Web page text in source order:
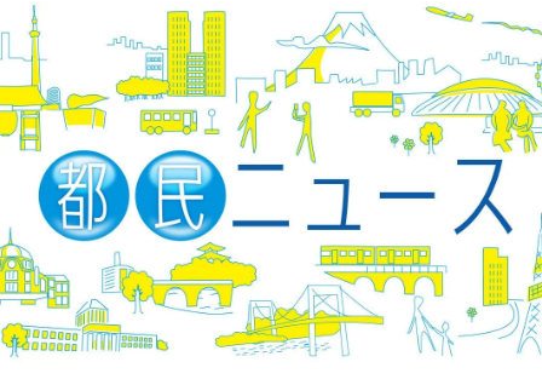
イベント・グッズ
YouTube
会社情報